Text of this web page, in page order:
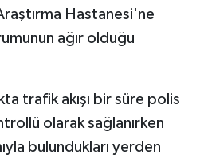
Hastanesi'ne
ağır olduğu
trafik akışı bir süre polis
olarak sağlanırken
bulundukları yerden